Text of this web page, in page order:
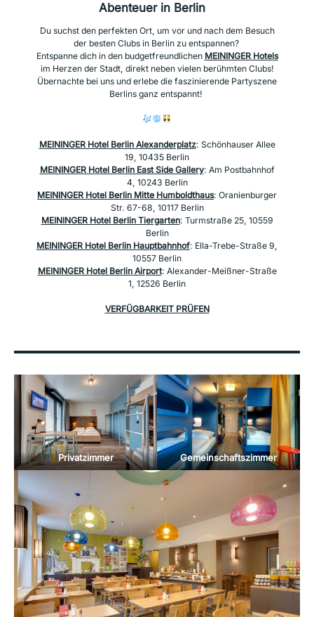
Abenteuer in Berlin
Du suchst den perfekten Ort, um vor und nach dem Besuch
der besten Clubs in Berlin zu entspannen?
Entspanne dich in den budgetfreundlichen MEININGER Hotels
im Herzen der Stadt, direkt neben vielen berühmten Clubs!
Übernachte bei uns und erlebe die faszinierende Partyszene
Berlins ganz entspannt!
MEININGER Hotel Berlin Alexanderplatz: Schönhauser Allee
19, 10435 Berlin
MEININGER Hotel Berlin East Side Gallery: Am Postbahnhof
4, 10243 Berlin
MEININGER Hotel Berlin Mitte Humboldthaus: Oranienburger
Str. 67-68, 10117 Berlin
MEININGER Hotel Berlin Tiergarten: Turmstraße 25, 10559
Berlin
MEININGER Hotel Berlin Hauptbahnhof: Ella-Trebe-Straße 9,
10557 Berlin
MEININGER Hotel Berlin Airport: Alexander-Meißner-Straße
1, 12526 Berlin
VERFÜGBARKEIT PRÜFEN
Privatzimmer Gemeinschaftszimmer